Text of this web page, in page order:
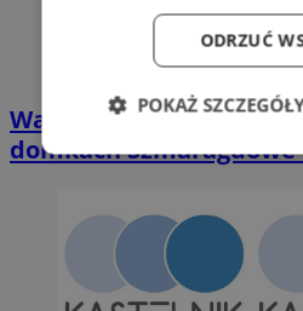
Wakacyjny wypoczynek
domkach
ODRZUĆ
POKAŻ
Niezbędne